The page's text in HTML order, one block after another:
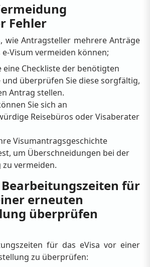
Fehler
wie Antragsteller mehrere Anträge
Visum vermeiden können;
eine Checkliste der benötigten
überprüfen Sie diese sorgfältig,
Antrag stellen.
Sie sich an
Reisebüros oder Visaberater
Visumantragsgeschichte
um Überschneidungen bei der
zu vermeiden.
Bearbeitungszeiten für
erneuten
überprüfen
für das eVisa vor einer
zu überprüfen: